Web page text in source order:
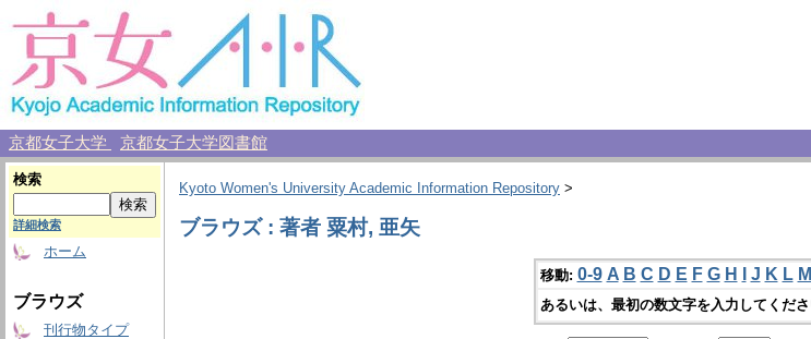
京都女子大学 京都女子大学図書館
検索
詳細検索
ホーム
ブラウズ
刊行物タイプ
Kyoto Women's University Academic Information Repository >
ブラウズ : 著者 粟村, 亜矢
移動: 0-9 A B C D E F G H J K L M
あるいは、最初の数文字を入力してくだ